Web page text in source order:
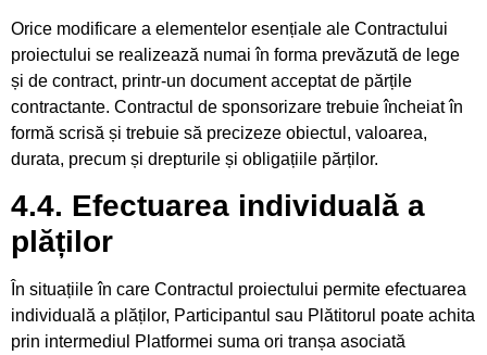
Orice modificare a elementelor esențiale ale Contractului
proiectului se realizează numai în forma prevăzută de lege
și de contract, printr-un document acceptat de părțile
contractante. Contractul de sponsorizare trebuie încheiat în
formă scrisă și trebuie să precizeze obiectul, valoarea,
durata, precum și drepturile și obligațiile părților.
4.4. Efectuarea individuală a
plăților
În situațiile în care Contractul proiectului permite efectuarea
individuală a plăților, Participantul sau Plătitorul poate achita
prin intermediul Platformei suma ori tranșa asociată